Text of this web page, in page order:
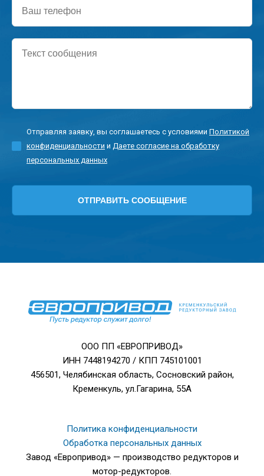
телефон
сообщения
Отправляя заявку, вы соглашаетесь с условиями Политикой
конфиденциальности и Даете согласие на обработку
персональных данных
ООО ПП «ЕВРОПРИВОД»
ИНН 7448194270 / КПП 745101001
456501, Челябинская область, Сосновский район,
Кременкуль, ул.Гагарина, 55А
Политика конфиденциальности
Обработка персональных данных
Завод «Европривод» — производство редукторов и
мотор-редукторов.